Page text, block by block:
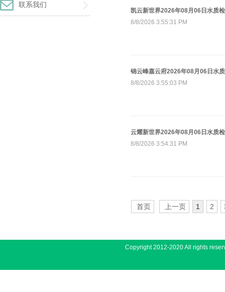
联系我们
凯云新世界2026年08月06日水质
8/8/2026 3:55:31 PM
锦云峰嘉云府2026年08月06日水
8/8/2026 3:55:03 PM
云耀新世界2026年08月06日水质
8/8/2026 3:54:31 PM
首页 上一页 1 2
Copyright 2012-2020 All rights